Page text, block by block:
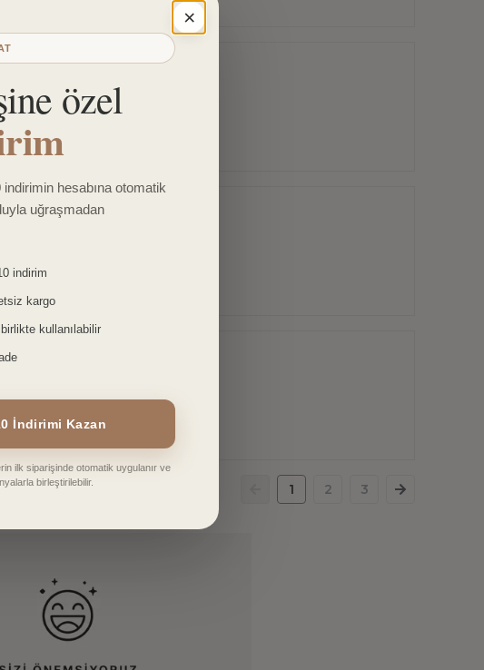
1 2 3
×
özel
hesabına otomatik
uğraşmadan
indirim
kargo
kullanılabilir
İndirimi Kazan
ilk siparişinde otomatik uygulanır ve
birleştirilebilir.